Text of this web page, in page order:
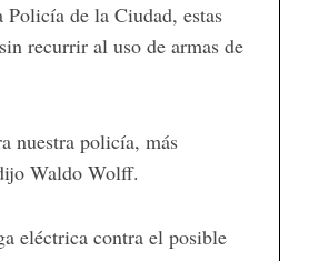
de la Ciudad, estas
recurrir al uso de armas de
nuestra policía, más
Waldo Wolff.
eléctrica contra el posible